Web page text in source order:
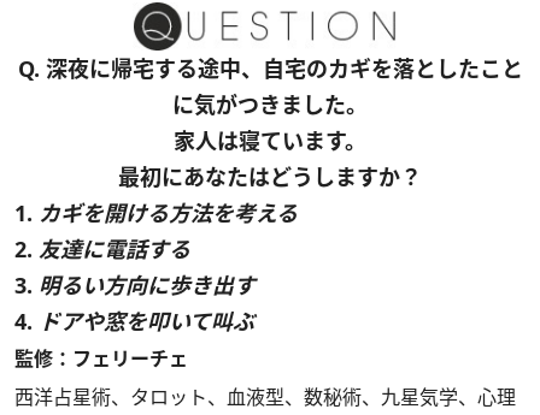
Q. 深夜に帰宅する途中、自宅のカギを落としたこと
に気がつきました。
家人は寝ています。
最初にあなたはどうしますか？
1. カギを開ける方法を考える
2. 友達に電話する
3. 明るい方向に歩き出す
4. ドアや窓を叩いて叫ぶ
監修：フェリーチェ
西洋占星術、タロット、血液型、数秘術、九星気学、心理